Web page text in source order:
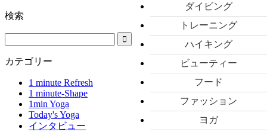
ダイビング
トレーニング
ハイキング
ビューティー
フード
ファッション
ヨガ
検索
カテゴリー
1 minute Refresh
1 minute-Shape
1min Yoga
Today's Yoga
インタビュー